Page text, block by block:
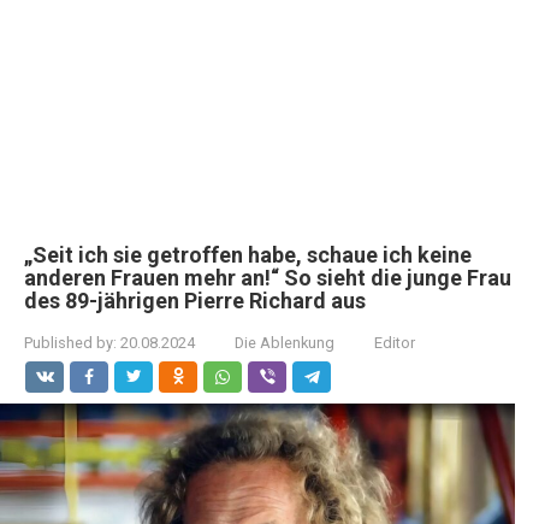
„Seit ich sie getroffen habe, schaue ich keine
anderen Frauen mehr an!“ So sieht die junge Frau
des 89-jährigen Pierre Richard aus
Published by: 20.08.2024 Die Ablenkung Editor